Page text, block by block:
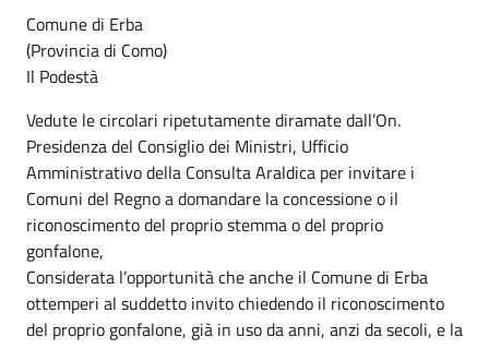
Comune di Erba
(Provincia di Como)
Il Podestà
Vedute le circolari ripetutamente diramate dall’On.
Presidenza del Consiglio dei Ministri, Ufficio
Amministrativo della Consulta Araldica per invitare i
Comuni del Regno a domandare la concessione o il
riconoscimento del proprio stemma o del proprio
gonfalone,
Considerata l’opportunità che anche il Comune di Erba
ottemperi al suddetto invito chiedendo il riconoscimento
del proprio gonfalone, già in uso da anni, anzi da secoli, e la